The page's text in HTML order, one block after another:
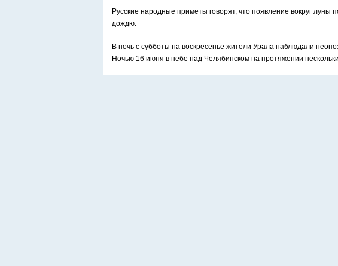
Русские народные приметы говорят, что появление вокруг луны
дождю.
В ночь с субботы на воскресенье жители Урала наблюдали
Ночью 16 июня в небе над Челябинском на протяжении